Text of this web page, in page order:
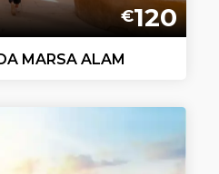
€120
MARSA ALAM